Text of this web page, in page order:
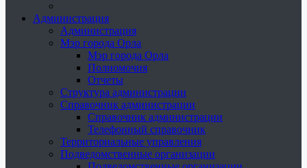
Администрация
Администрация
Мэр города Орла
Мэр города Орла
Полномочия
Отчеты
Структура администрации
Справочник администрации
Справочник администрации
Телефонный справочник
Территориальные управления
Подведомственные организации